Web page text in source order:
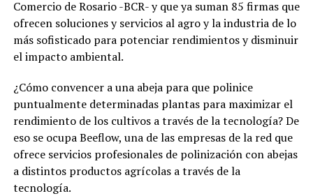
Comercio de Rosario -BCR- y que ya suman 85 firmas que
ofrecen soluciones y servicios al agro y la industria de lo
más sofisticado para potenciar rendimientos y disminuir
el impacto ambiental.
¿Cómo convencer a una abeja para que polinice
puntualmente determinadas plantas para maximizar el
rendimiento de los cultivos a través de la tecnología? De
eso se ocupa Beeflow, una de las empresas de la red que
ofrece servicios profesionales de polinización con abejas
a distintos productos agrícolas a través de la
tecnología.